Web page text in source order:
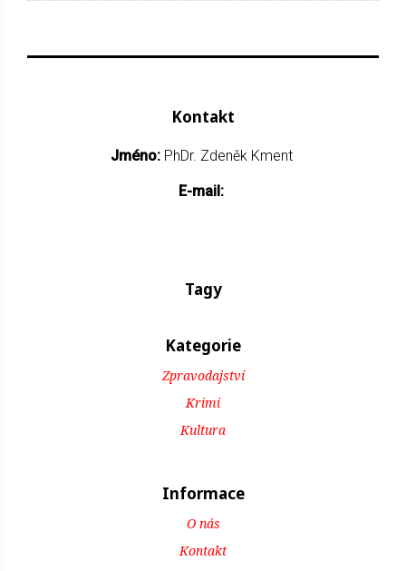
Kontakt
Jméno: PhDr. Zdeněk Kment
E-mail:
Tagy
Kategorie
Zpravodajství
Krimi
Kultura
Informace
O nás
Kontakt